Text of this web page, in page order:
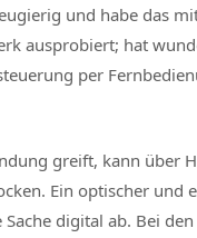
und habe das
ausprobiert; hat
per
greift, kann über
Ein optischer und
digital ab. Bei